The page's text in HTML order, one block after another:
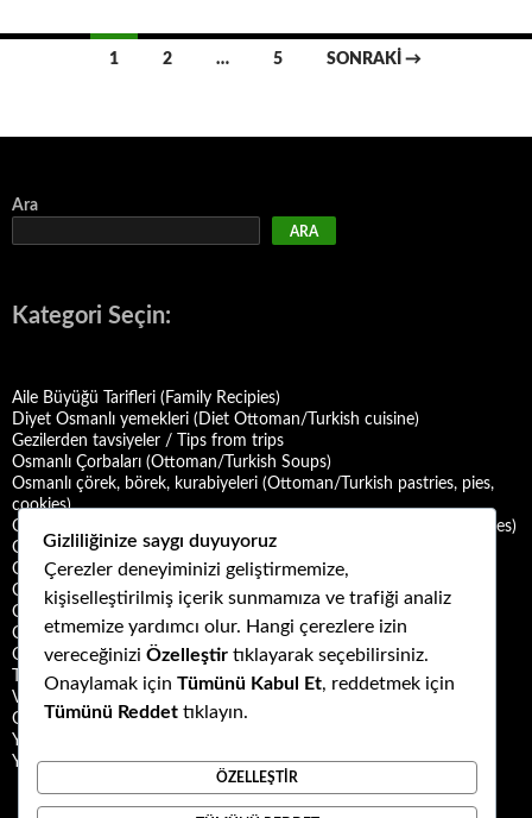
1 2 … 5 SONRAKI →
Ara
ARA
Kategori Seçin:
Aile Büyüğü Tarifleri (Family Recipies)
Diyet Osmanlı yemekleri (Diet Ottoman/Turkish cuisine)
Gezilerden tavsiyeler / Tips from trips
Osmanlı Çorbaları (Ottoman/Turkish Soups)
Osmanlı çörek, börek, kurabiyeleri (Ottoman/Turkish pastries, pies,
cookies)
Osmanlı Deniz Mahsulü Yemekleri (Ottoman/Turkish Seafood Dishes)
Osmanlı Halk Yemekleri (Ottoman/Turkish Folk Cuisine)
Osmanlı Mezeleri (Ottoman Mezes/Appetizers)
Osmanlı Saray Yemekleri (Ottoman/Turkish Palace Cuisine)
Osmanlı Şerbet ve Hoşafları (Ottoman/Turkish Sherbets and
Compotes)
Osmanlı Tatlıları (Ottoman/Turkish Desserts)
Türk Mutfağı Yemekleri (Turkish cuisine dishes)
Vegan ya da Vejetaryen Osmanlı Yemekleri (Vegan or Vegetarian
Ottoman/Turkish Dishes)
Yemek Kültürü (Food Culture)
Yemek ve Yemek Kültürü Kitapları
Gizliliğinize saygı duyuyoruz
Çerezler deneyiminizi geliştirmemize,
kişiselleştirilmiş içerik sunmamıza ve trafiği analiz
etmemize yardımcı olur. Hangi çerezlere izin
vereceğinizi Özelleştir tıklayarak seçebilirsiniz.
Onaylamak için Tümünü Kabul Et, reddetmek için
Tümünü Reddet tıklayın.
ÖZELLEŞTIR